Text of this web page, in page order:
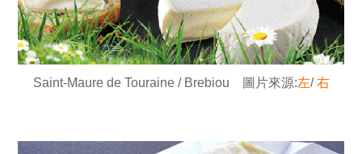
Saint-Maure de Touraine / Brebiou 圖片來源:左/右